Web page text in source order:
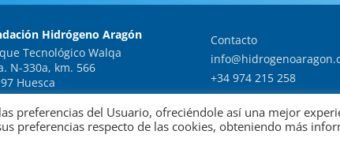
Hidrógeno Aragón
Tecnológico Walqa
N-330a, km. 566
Huesca
Contacto
+34 974 215 258
del Hidrógeno en Aragón.
preferencias del Usuario, ofreciéndole así una mejor
preferencias respecto de las cookies, obteniendo más